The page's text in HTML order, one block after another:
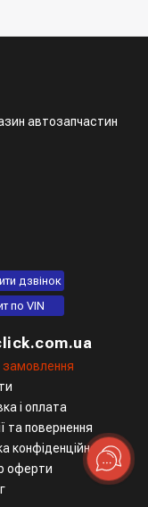
та уточнення
телефонному
месенджери
автозапчастин
дзвінок
по VIN
і оплата
та повернення
конфіденційності
оферти